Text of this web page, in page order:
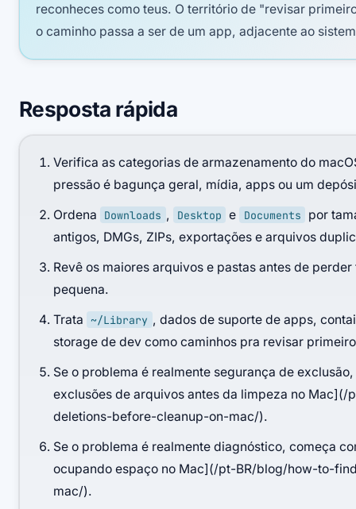
reconheces como teus. O território de "revisar
o caminho passa a ser de um app, adjacente ao
Resposta rápida
Verifica as categorias de armazenamento do
pressão é bagunça geral, mídia, apps ou um
Ordena
Downloads , Desktop e Documents
por
antigos, DMGs, ZIPs, exportações e arquivos
Revê os maiores arquivos e pastas antes de
pequena.
Trata
~/Library , dados de suporte de apps,
storage de dev como caminhos pra revisar
Se o problema é realmente segurança de
exclusões de arquivos antes da limpeza no
deletions-before-cleanup-on-mac/).
Se o problema é realmente diagnóstico, começa
ocupando espaço no Mac](/pt-BR/blog/how-to-
mac/).